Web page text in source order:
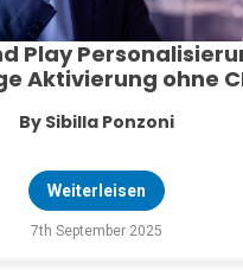
Play
Aktivierung ohne
By Sibilla Ponzoni
Weiterleisen
7th September 2025